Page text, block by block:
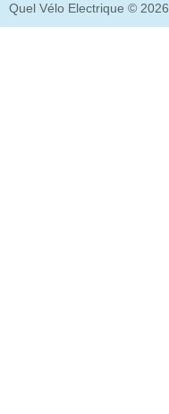
Quel Vélo Electrique © 2026